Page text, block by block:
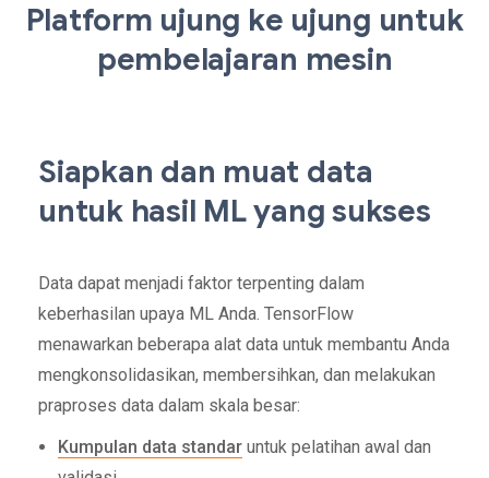
Platform ujung ke ujung untuk
pembelajaran mesin
Siapkan dan muat data
untuk hasil ML yang sukses
Data dapat menjadi faktor terpenting dalam
keberhasilan upaya ML Anda. TensorFlow
menawarkan beberapa alat data untuk membantu Anda
mengkonsolidasikan, membersihkan, dan melakukan
praproses data dalam skala besar:
Kumpulan data standar untuk pelatihan awal dan